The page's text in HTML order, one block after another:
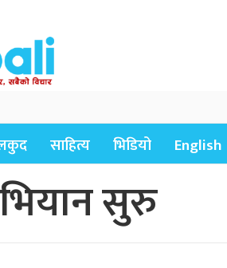
साहित्य भिडियो English
सुरु